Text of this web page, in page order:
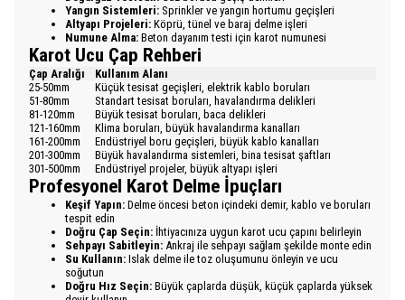
Yangın Sistemleri: Sprinkler ve yangın hortumu geçişleri
Altyapı Projeleri: Köprü, tünel ve baraj delme işleri
Numune Alma: Beton dayanım testi için karot numunesi
Karot Ucu Çap Rehberi
Çap Aralığı
Kullanım Alanı
25-50mm
Küçük tesisat geçişleri, elektrik kablo boruları
51-80mm
Standart tesisat boruları, havalandırma delikleri
81-120mm
Büyük tesisat boruları, baca delikleri
121-160mm
Klima boruları, büyük havalandırma kanalları
161-200mm
Endüstriyel boru geçişleri, büyük kablo kanalları
201-300mm
Büyük havalandırma sistemleri, bina tesisat şaftları
301-500mm
Endüstriyel projeler, büyük altyapı işleri
Profesyonel Karot Delme İpuçları
Keşif Yapın: Delme öncesi beton içindeki demir, kablo ve boruları
tespit edin
Doğru Çap Seçin: İhtiyacınıza uygun karot ucu çapını belirleyin
Sehpayı Sabitleyin: Ankraj ile sehpayı sağlam şekilde monte edin
Su Kullanın: Islak delme ile toz oluşumunu önleyin ve ucu
soğutun
Doğru Hız Seçin: Büyük çaplarda düşük, küçük çaplarda yüksek